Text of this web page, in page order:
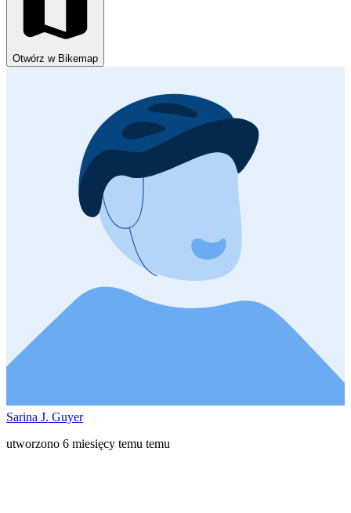
Otwórz w Bikemap
Sarina J. Guyer
utworzono 6 miesięcy temu temu